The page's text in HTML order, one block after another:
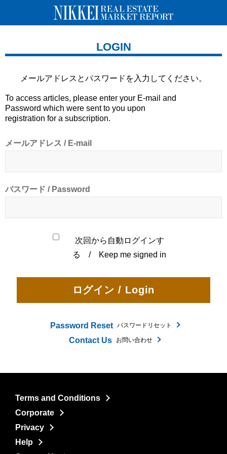
LOGIN
メールアドレスとパスワードを 入力してください。
To access articles, please enter your E-mail and
Password which were sent to you upon
registration for a subscription.
メールアドレス / E-mail
パスワード / Password
次回から自動ログインす
る / Keep me signed in
Password Reset パスワードリセット
Contact Us お問い合わせ
Terms and Conditions
Corporate
Privacy
Help